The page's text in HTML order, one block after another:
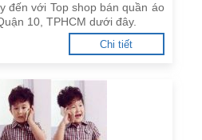
đến với Top shop bán quần áo
10, TPHCM dưới đây.
Chi tiết